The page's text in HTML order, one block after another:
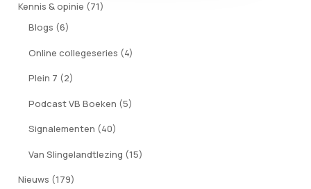
Kennis & opinie (71)
Blogs (6)
Online collegeseries (4)
Plein 7 (2)
Podcast VB Boeken (5)
Signalementen (40)
Van Slingelandtlezing (15)
Nieuws (179)